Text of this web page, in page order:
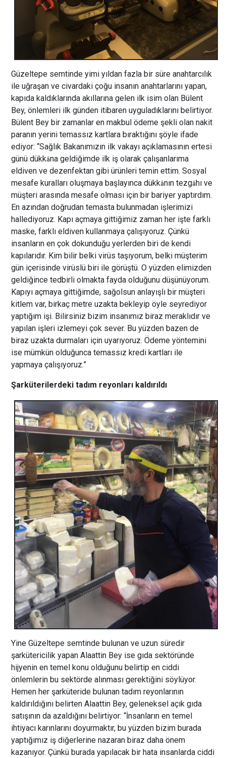
Güzeltepe semtinde yimi yıldan fazla bir süre anahtarcılık
ile uğraşan ve civardaki çoğu insanın anahtarlarını yapan,
kapıda kaldıklarında akıllarına gelen ilk isim olan Bülent
Bey, önlemleri ilk günden itibaren uyguladıklarını belirtiyor.
Bülent Bey bir zamanlar en makbul ödeme şekli olan nakit
paranın yerini temassız kartlara bıraktığını şöyle ifade
ediyor: “Sağlık Bakanımızın ilk vakayı açıklamasının ertesi
günü dükkâna geldiğimde ilk iş olarak çalışanlarıma
eldiven ve dezenfektan gibi ürünleri temin ettim. Sosyal
mesafe kuralları oluşmaya başlayınca dükkânın tezgâhı ve
müşteri arasında mesafe olması için bir bariyer yaptırdım.
En azından doğrudan temasta bulunmadan işlerimizi
hallediyoruz. Kapı açmaya gittiğimiz zaman her işte farklı
maske, farklı eldiven kullanmaya çalışıyoruz. Çünkü
insanların en çok dokunduğu yerlerden biri de kendi
kapılarıdır. Kim bilir belki virüs taşıyorum, belki müşterim
gün içerisinde virüslü biri ile görüştü. O yüzden elimizden
geldiğince tedbirli olmakta fayda olduğunu düşünüyorum.
Kapıyı açmaya gittiğimde, sağolsun anlayışlı bir müşteri
kitlem var, birkaç metre uzakta bekleyip öyle seyrediyor
yaptığım işi. Bilirsiniz bizim insanımız biraz meraklıdır ve
yapılan işleri izlemeyi çok sever. Bu yüzden bazen de
biraz uzakta durmaları için uyarıyoruz. Ödeme yöntemini
ise mümkün olduğunca temassız kredi kartları ile
yapmaya çalışıyoruz.”
Şarküterilerdeki tadım reyonları kaldırıldı
Yine Güzeltepe semtinde bulunan ve uzun süredir
şarkütericilik yapan Alaattin Bey ise gıda sektöründe
hijyenin en temel konu olduğunu belirtip en ciddi
önlemlerin bu sektörde alınması gerektiğini söylüyor.
Hemen her şarküteride bulunan tadım reyonlarının
kaldırıldığını belirten Alaattin Bey, geleneksel açık gıda
satışının da azaldığını belirtiyor: “İnsanların en temel
ihtiyacı karınlarını doyurmaktır, bu yüzden bizim burada
yaptığımız iş diğerlerine nazaran biraz daha önem
kazanıyor. Çünkü burada yapılacak bir hata insanlarda ciddi